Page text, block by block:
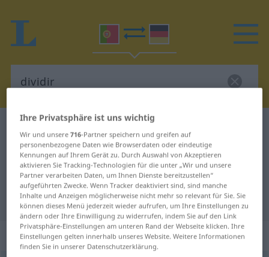
Portugiesisch-Deutsch Wörterbuch
Portugiesisch-Deutsch
Übersetzung für "dividir"
"dividir" Deutsch Übersetzung
„dividir“
Ihre Privatsphäre ist uns wichtig
Wir und unsere716-Partner speichern und greifen auf
personenbezogene Daten wie Browserdaten oder eindeutige
Kennungen auf Ihrem Gerät zu. Durch Auswahl von Akzeptieren
aktivieren Sie Tracking-Technologien für die unter „Wir und unsere
Partner verarbeiten Daten, um Ihnen Dienste bereitzustellen“
aufgeführten Zwecke. Wenn Tracker deaktiviert sind, sind manche
Inhalte und Anzeigen möglicherweise nicht mehr so relevant für Sie. Sie
können dieses Menü jederzeit wieder aufrufen, um Ihre Einstellungen zu
ändern oder Ihre Einwilligung zu widerrufen, indem Sie auf den Link
Privatsphäre-Einstellungen am unteren Rand der Webseite klicken. Ihre
Einstellungen gelten innerhalb unseres Website. Weitere Informationen
finden Sie in unserer Datenschutzerklärung.